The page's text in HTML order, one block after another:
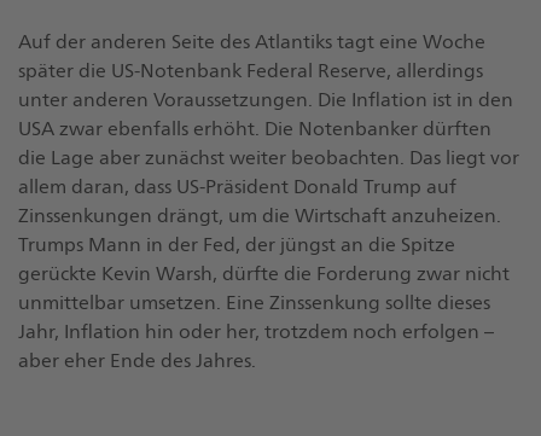
Auf der anderen Seite des Atlantiks tagt eine Woche
später die US-Notenbank Federal Reserve, allerdings
unter anderen Voraussetzungen. Die Inflation ist in den
USA zwar ebenfalls erhöht. Die Notenbanker dürften
die Lage aber zunächst weiter beobachten. Das liegt vor
allem daran, dass US-Präsident Donald Trump auf
Zinssenkungen drängt, um die Wirtschaft anzuheizen.
Trumps Mann in der Fed, der jüngst an die Spitze
gerückte Kevin Warsh, dürfte die Forderung zwar nicht
unmittelbar umsetzen. Eine Zinssenkung sollte dieses
Jahr, Inflation hin oder her, trotzdem noch erfolgen –
aber eher Ende des Jahres.